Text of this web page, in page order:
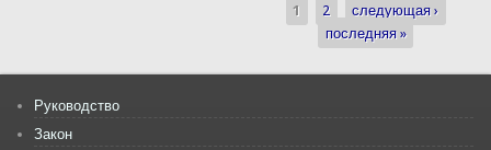
Страницы
1 2
следующая ›
последняя »
Руководство
Закон